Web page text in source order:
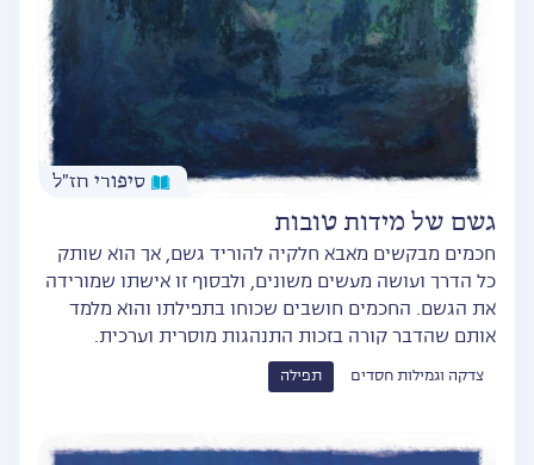
סיפורי חז״ל
גשם של מידות טובות
חכמים מבקשים מאבא חלקיה להוריד גשם, אך הוא שותק
כל הדרך ועושה מעשים משונים, ולבסוף זו אישתו שמורידה
את הגשם. החכמים חושבים שכוחו בתפילתו והוא מלמד
אותם שהדבר קורה בזכות התנהגות מוסרית וערכית.
צדקה וגמילות חסדים תפילה